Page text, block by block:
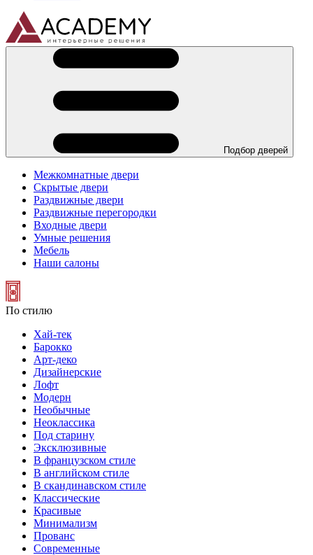
Подбор дверей
Межкомнатные двери
Скрытые двери
Раздвижные двери
Раздвижные перегородки
Входные двери
Умные решения
Мебель
Наши салоны
По стилю
Хай-тек
Барокко
Арт-деко
Дизайнерские
Лофт
Модерн
Необычные
Неоклассика
Под старину
Эксклюзивные
В французском стиле
В английском стиле
В скандинавском стиле
Классические
Красивые
Минимализм
Прованс
Современные